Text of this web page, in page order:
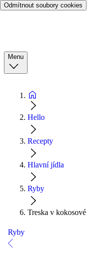
Odmítnout soubory cookies
Menu
Hello
Recepty
Hlavní jídla
Ryby
Treska v
Ryby